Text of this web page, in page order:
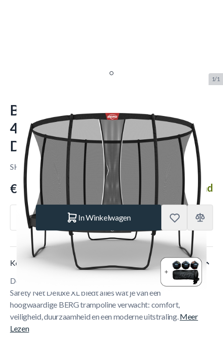
1/1
BERG Elite Regular Trampoline
430 Grijs Levels + Safety Net
Deluxe XL
SKU: BERG.37.84.33.02 Merk: Berg Toys
€ 1.919.– Op voorraad
Aantal
In Winkelwagen
Korte Beschrijving
De BERG Elite Regular Trampoline 430 Grijs Levels +
Safety Net Deluxe XL biedt alles wat je van een
hoogwaardige BERG trampoline verwacht: comfort,
veiligheid, duurzaamheid en een moderne uitstraling.Meer
Lezen